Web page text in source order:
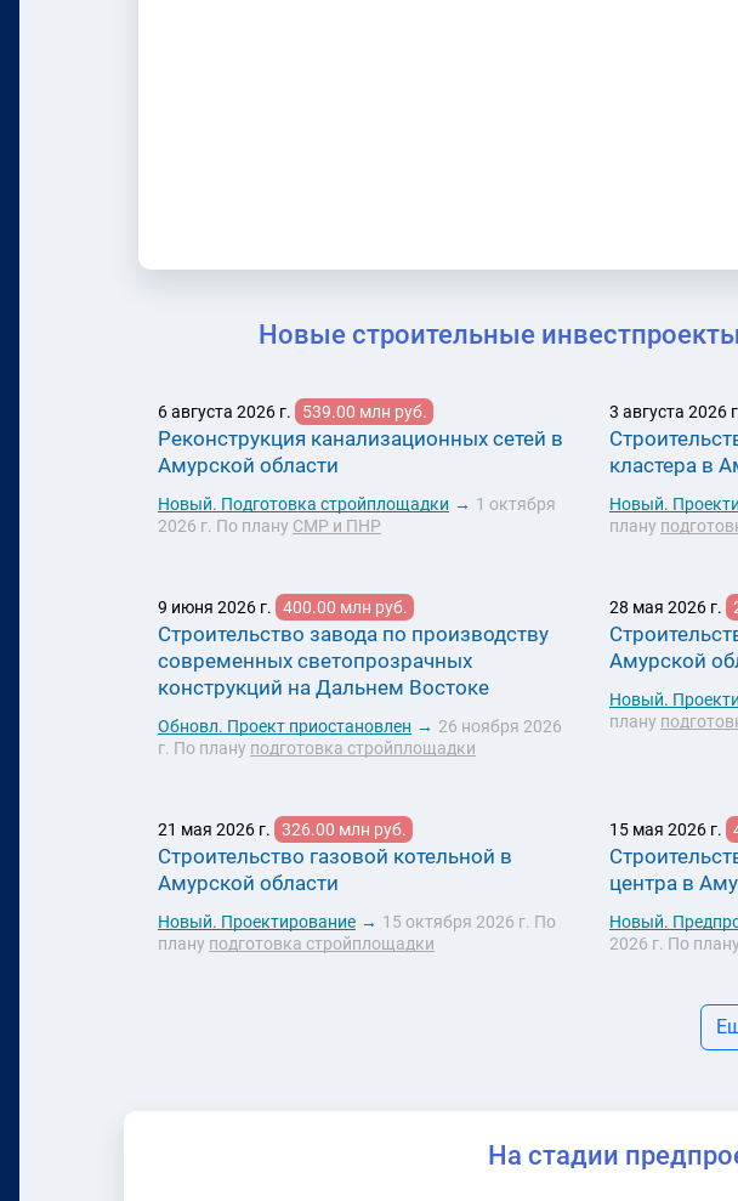
Новые строительные
6 августа 2026 г. 539.00 млн руб.
Реконструкция канализационных сетей в
Амурской области
Новый. Подготовка стройплощадки → 1 октября
2026 г. По плану СМР и ПНР
3 августа 2026
кластера в
Новый.
плану
9 июня 2026 г. 400.00 млн руб.
Строительство завода по производству
современных светопрозрачных
конструкций на Дальнем Востоке
Обновл. Проект приостановлен → 26 ноября 2026
г. По плану подготовка стройплощадки
28 мая 2026 г.
Амурской
Новый.
плану
21 мая 2026 г. 326.00 млн руб.
Строительство газовой котельной в
Амурской области
Новый. Проектирование → 15 октября 2026 г. По
плану подготовка стройплощадки
15 мая 2026 г.
центра в
Новый.
2026 г. По плану
На стадии